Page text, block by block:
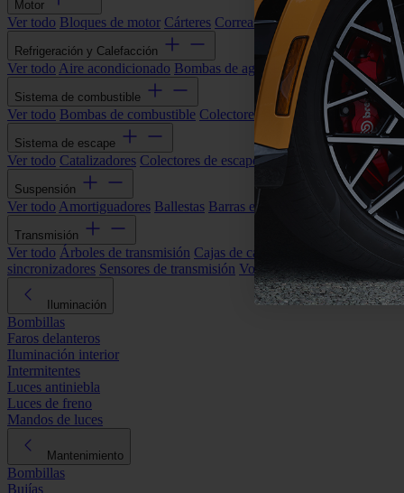
Motor
Ver todo Bloques de motor Cárteres Correas alternador Correas y
Refrigeración y Calefacción
Ver todo Aire acondicionado Bombas de agua Electroventiladores
Sistema de combustible
Ver todo Bombas de combustible Colectores de admisión Filtros de
Sistema de escape
Ver todo Catalizadores Colectores de escape Filtros de partículas
Suspensión
Ver todo Amortiguadores Ballestas Barras estabilizadoras Bieletas y
Transmisión
Ver todo Árboles de transmisión Cajas de cambios automáticas
sincronizadores Sensores de transmisión Volantes de motor
Iluminación
Bombillas
Faros delanteros
Iluminación interior
Intermitentes
Luces antiniebla
Luces de freno
Mandos de luces
Mantenimiento
Bombillas
Bujías